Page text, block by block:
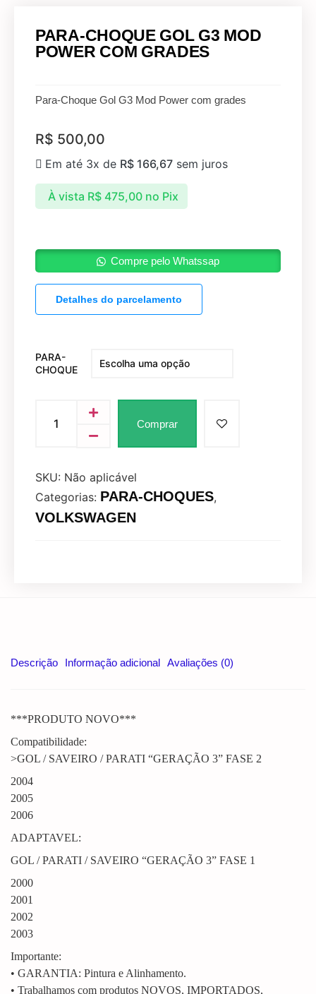
PARA-CHOQUE GOL G3 MOD
POWER COM GRADES
Para-Choque Gol G3 Mod Power com grades
R$ 500,00
À vista R$475,00 no Pix
Em até 3x de R$ 166,67 sem juros
Compre pelo Whatssap
Detalhes do parcelamento
PARA-
CHOQUE
Comprar
SKU: Não aplicável
Categorias: PARA-CHOQUES,
VOLKSWAGEN
Descrição Informação adicional Avaliações (0)
***PRODUTO NOVO***
Compatibilidade:
>GOL / SAVEIRO / PARATI “GERAÇÃO 3” FASE 2
2004
2005
2006
ADAPTAVEL:
GOL / PARATI / SAVEIRO “GERAÇÃO 3” FASE 1
2000
2001
2002
2003
Importante:
• GARANTIA: Pintura e Alinhamento.
• Trabalhamos com produtos NOVOS, IMPORTADOS,